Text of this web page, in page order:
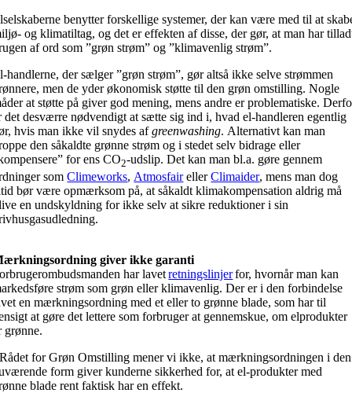
benytter forskellige systemer, der kan være med til at
og klimatiltag, og det er effekten af disse, der gør, at man har
af ord som ”grøn strøm” og ”klimavenlig strøm”.
handlerne, der sælger ”grøn strøm”, gør altså ikke selve strømmen
men de yder økonomisk støtte til den grøn omstilling. Nogle
at støtte på giver god mening, mens andre er problematiske.
det desværre nødvendigt at sætte sig ind i, hvad el-handleren egentlig
hvis man ikke vil snydes afgreenwashing. Alternativt kan man
den såkaldte grønne strøm og i stedet selv bidrage eller
for ens CO2-udslip. Det kan man bl.a. gøre gennem
somClimeworks, AtmosfairellerClimaider, mens man dog
bør være opmærksom på, at såkaldt klimakompensation aldrig må
en undskyldning for ikke selv at sikre reduktioner i sin
giver ikke garanti
har lavetretningslinjerfor, hvornår man kan
strøm som grøn eller klimavenlig. Der er i den forbindelse
en mærkningsordning med et eller to grønne blade, som har til
at gøre det lettere som forbruger at gennemskue, om elprodukter
grønne.
for Grøn Omstilling mener vi ikke, at mærkningsordningen i den
form giver kunderne sikkerhed for, at el-produkter med
blade rent faktisk har en effekt.